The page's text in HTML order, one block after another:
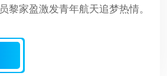
黎家盈激发青年航天追梦热情。